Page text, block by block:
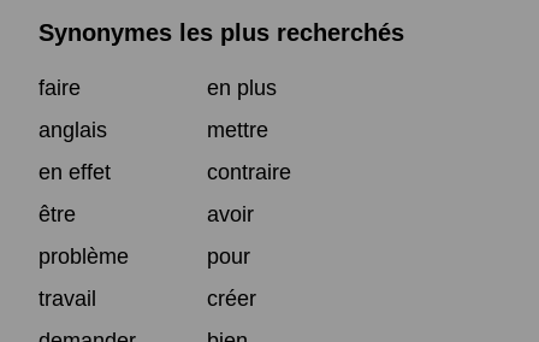
Synonymes les plus recherchés
faire
en plus
anglais
mettre
en effet
contraire
être
avoir
problème
pour
travail
créer